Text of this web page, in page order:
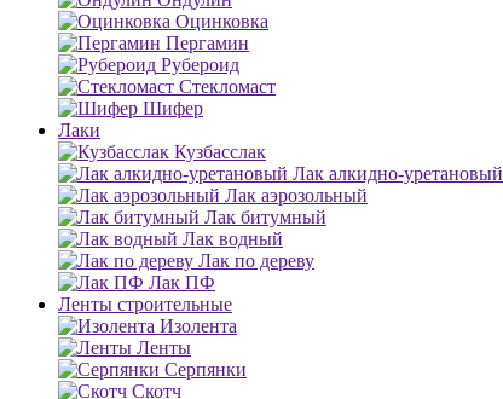
Оцинковка
Пергамин
Рубероид
Стекломаст
Шифер
Лаки
Кузбасслак
Лак алкидно-уретановый
Лак аэрозольный
Лак битумный
Лак водный
Лак по дереву
Лак ПФ
Ленты строительные
Изолента
Ленты
Серпянки
Скотч